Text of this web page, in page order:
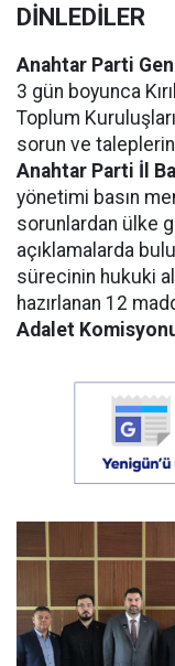
DİNLEDİLER
Anahtar Parti
3 gün boyunca
Toplum
sorun ve
Anahtar Parti İl
yönetimi basın
sorunlardan ülke
açıklamalarda
sürecinin hukuki
hazırlanan 12
Adalet